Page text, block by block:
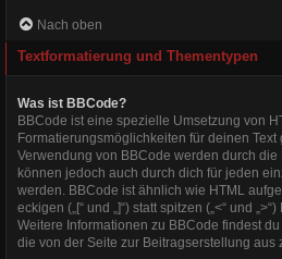
Nach oben
Textformatierung und Thementypen
Was ist BBCode?
BBCode ist eine spezielle Umsetzung von
Formatierungsmöglichkeiten für deinen Text
Verwendung von BBCode werden durch
können jedoch auch durch dich für jeden
werden. BBCode ist ähnlich wie HTML
eckigen („[“ und „]“) statt spitzen („<“ und
Weitere Informationen zu BBCode findest
die von der Seite zur Beitragserstellung aus